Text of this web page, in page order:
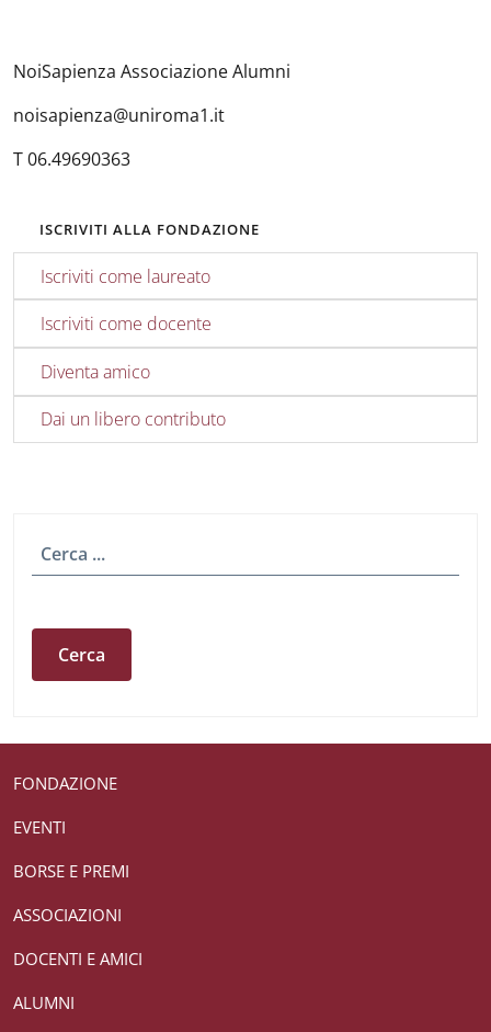
NoiSapienza Associazione Alumni
noisapienza@uniroma1.it
T 06.49690363
ISCRIVITI ALLA FONDAZIONE
Iscriviti come laureato
Iscriviti come docente
Diventa amico
Dai un libero contributo
Cerca
FONDAZIONE
EVENTI
BORSE E PREMI
ASSOCIAZIONI
DOCENTI E AMICI
ALUMNI